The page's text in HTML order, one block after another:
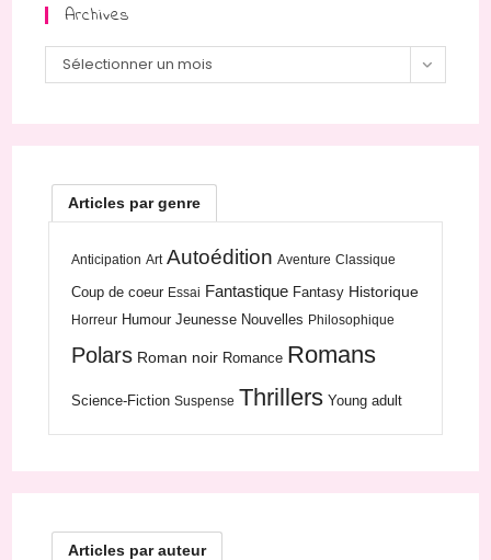
Archives
Archives
Sélectionner un mois
Articles par genre
Anticipation Art Autoédition Aventure Classique
Coup de coeur Essai Fantastique Fantasy Historique
Horreur Humour Jeunesse Nouvelles Philosophique
Polars Roman noir Romance Romans
Science-Fiction Suspense Thrillers Young adult
Articles par auteur